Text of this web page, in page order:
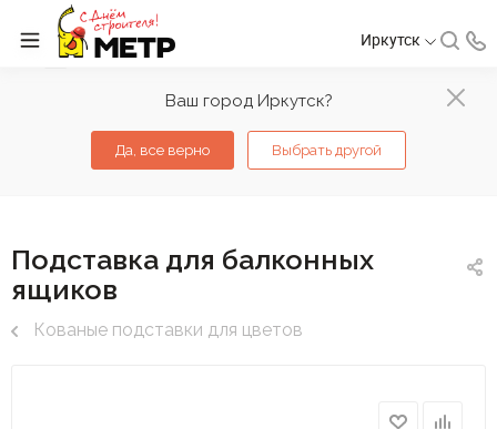
Ваш город Иркутск?
Да, все верно Выбрать другой
Иркутск
Подставка для балконных
ящиков
Кованые подставки для цветов